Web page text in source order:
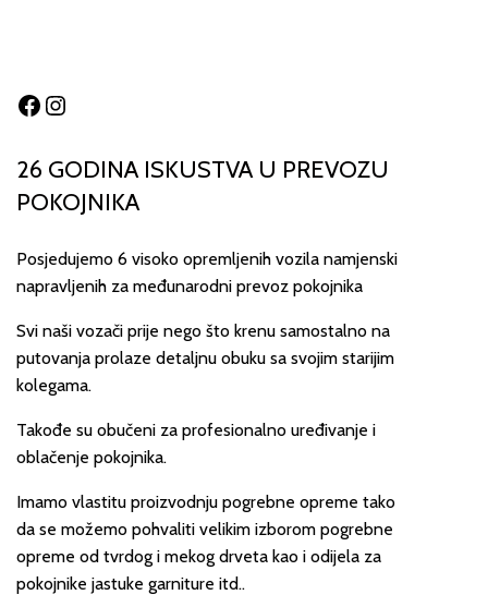
Facebook
Instagram
26 GODINA ISKUSTVA U PREVOZU
POKOJNIKA
Posjedujemo 6 visoko opremljenih vozila namjenski
napravljenih za međunarodni prevoz pokojnika
Svi naši vozači prije nego što krenu samostalno na
putovanja prolaze detaljnu obuku sa svojim starijim
kolegama.
Takođe su obučeni za profesionalno uređivanje i
oblačenje pokojnika.
Imamo vlastitu proizvodnju pogrebne opreme tako
da se možemo pohvaliti velikim izborom pogrebne
opreme od tvrdog i mekog drveta kao i odijela za
pokojnike jastuke garniture itd..